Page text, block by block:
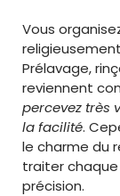
Vous
Prélavage,
reviennent
percevez très
la facilité.
le charme du
traiter
précision.